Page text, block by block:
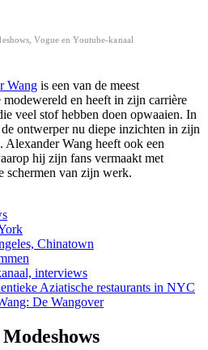
Vogue en Youtube-kanaal
Wang is een van de meest
en heeft in zijn carrière
veel stof hebben doen opwaaien. In
ontwerper nu diepe inzichten in zijn
Alexander Wang heeft ook een
hij zijn fans vermaakt met
schermen van zijn werk.
Chinatown
interviews
Aziatische restaurants in NYC
De Wangover